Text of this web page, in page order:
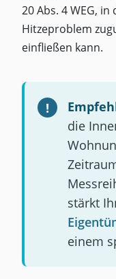
20 Abs. 4 WEG,
Hitzeproblem
einfließen kann.
die
stärkt
einem